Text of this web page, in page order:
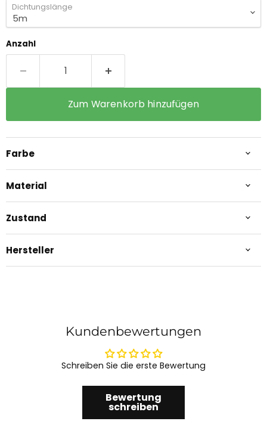
Dichtungslänge
Anzahl
Zum Warenkorb hinzufügen
Farbe
Material
Zustand
Hersteller
Kundenbewertungen
Schreiben Sie die erste Bewertung
Bewertung
schreiben